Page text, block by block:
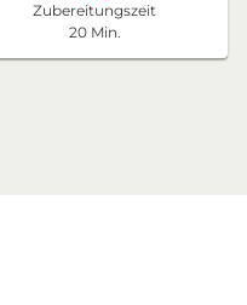
Zubereitungszeit
20 Min.